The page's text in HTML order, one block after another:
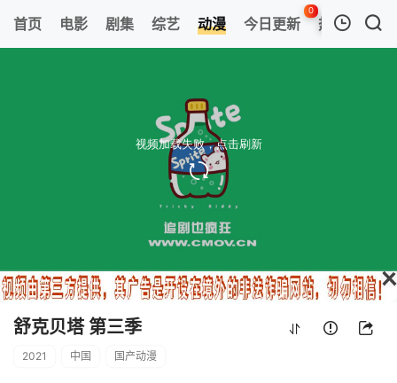
首页 电影 剧集 综艺 动漫 今日更新
0
热榜 APP
舒克贝塔 第三季
清空
舒克贝塔 第三季
2021 中国 国产动漫